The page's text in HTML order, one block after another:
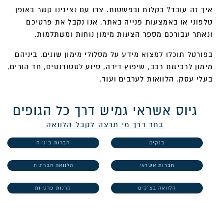
איך זה עובד? בקלות ובפשטות. צרו עם נציגינו קשר באופן
טלפוני או באמצעות פנייה באתר, אנו נקבל את פרטיכם
ונאתר עבורכם מספר הצעות מימון נוחות ומשתלמות.
בפורטל תוכלו למצוא מידע על מסלולי מימון שונים, ביניהם
מימון לרכישת רכב, שיפוץ דירה, סיוע לסטודנטים, חד הורים,
בעלי עסק, הלוואות לערבים ועוד.
גיוס אשראי גמיש דרך כל הגופים
בחר דרך מי תרצה לקבל הלוואה
בנקים חברות ביטוח
חברות אשראי הלוואה חברתית
הלוואה בצ'קים קרנות פרטיות